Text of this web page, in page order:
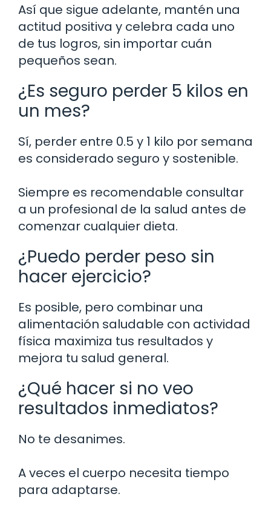
Así que sigue adelante, mantén una
actitud positiva y celebra cada uno
de tus logros, sin importar cuán
pequeños sean.
¿Es seguro perder 5 kilos en
un mes?
Sí, perder entre 0.5 y 1 kilo por semana
es considerado seguro y sostenible.
Siempre es recomendable consultar
a un profesional de la salud antes de
comenzar cualquier dieta.
¿Puedo perder peso sin
hacer ejercicio?
Es posible, pero combinar una
alimentación saludable con actividad
física maximiza tus resultados y
mejora tu salud general.
¿Qué hacer si no veo
resultados inmediatos?
No te desanimes.
A veces el cuerpo necesita tiempo
para adaptarse.